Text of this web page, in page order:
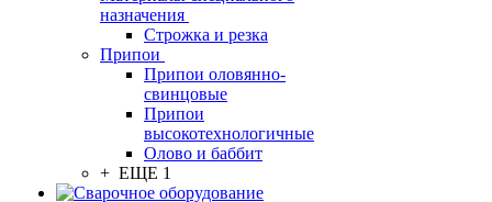
назначения
Строжка и резка
Припои
Припои оловянно-
свинцовые
Припои
высокотехнологичные
Олово и баббит
+ ЕЩЕ 1